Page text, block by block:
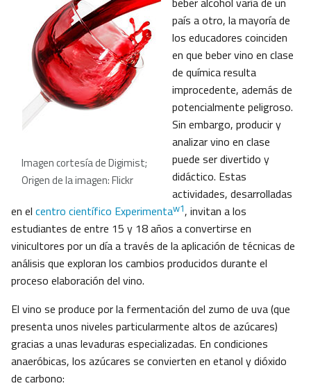
Imagen cortesía de Digimist;
Origen de la imagen: Flickr
país a otro, la mayoría de
los educadores coinciden
en que beber vino en clase
de química resulta
improcedente, además de
potencialmente peligroso.
Sin embargo, producir y
analizar vino en clase
puede ser divertido y
didáctico. Estas
actividades, desarrolladas
en el centro científico Experimentaw1, invitan a los
estudiantes de entre 15 y 18 años a convertirse en
vinicultores por un día a través de la aplicación de técnicas de
análisis que exploran los cambios producidos durante el
proceso elaboración del vino.
El vino se produce por la fermentación del zumo de uva (que
presenta unos niveles particularmente altos de azúcares)
gracias a unas levaduras especializadas. En condiciones
anaeróbicas, los azúcares se convierten en etanol y dióxido
de carbono: